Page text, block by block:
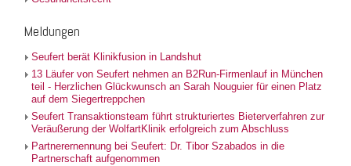
Meldungen
Seufert berät Klinikfusion in Landshut
13 Läufer von Seufert nehmen an B2Run-Firmenlauf in München
teil - Herzlichen Glückwunsch an Sarah Nouguier für einen Platz
auf dem Siegertreppchen
Seufert Transaktionsteam führt strukturiertes Bieterverfahren zur
Veräußerung der WolfartKlinik erfolgreich zum Abschluss
Partnerernennung bei Seufert: Dr. Tibor Szabados in die
Partnerschaft aufgenommen